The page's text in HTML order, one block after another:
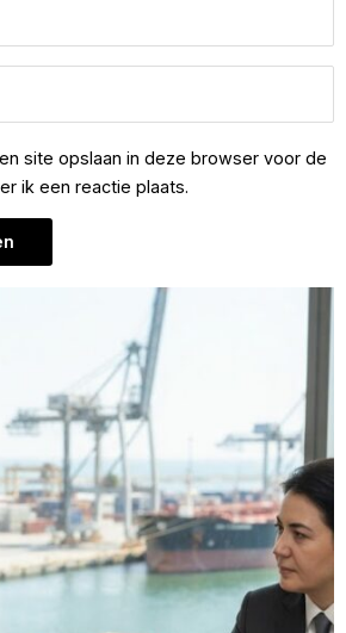
site opslaan in deze browser voor de
ik een reactie plaats.